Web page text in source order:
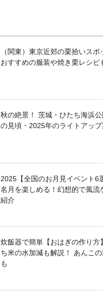
（関東）東京近郊の栗拾いスポ
おすすめの服装や焼き栗レシピ
秋の絶景！ 茨城・ひたち海浜
の見頃・2025年のライトアップ
2025【全国のお月見イベント6
名月を楽しめる！幻想的で風流
紹介
炊飯器で簡単【おはぎの作り方
ち米の水加減も解説！ あんこ
も